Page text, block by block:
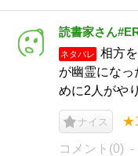
読書家さん
ネタバレ
相方
が幽霊になっ
めに2人がや
ナイス
コメント(0)